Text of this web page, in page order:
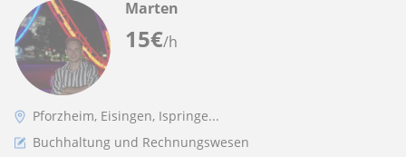
15€/h
Marten
Pforzheim, Eisingen, Ispringe...
Buchhaltung und Rechnungswesen